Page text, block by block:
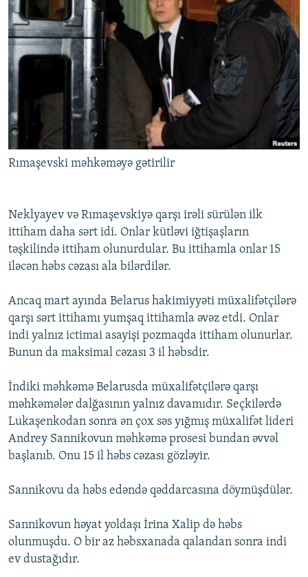
Rımaşevski məhkəməyə gətirilir
Neklyayev və Rımaşevskiyə qarşı irəli sürülən ilk
ittiham daha sərt idi. Onlar kütləvi iğtişaşların
təşkilində ittiham olunurdular. Bu ittihamla onlar 15
iləcən həbs cəzası ala bilərdilər.
Ancaq mart ayında Belarus hakimiyyəti müxalifətçilərə
qarşı sərt ittihamı yumşaq ittihamla əvəz etdi. Onlar
indi yalnız ictimai asayişi pozmaqda ittiham olunurlar.
Bunun da maksimal cəzası 3 il həbsdir.
İndiki məhkəmə Belarusda müxalifətçilərə qarşı
məhkəmələr dalğasının yalnız davamıdır. Seçkilərdə
Lukaşenkodan sonra ən çox səs yığmış müxalifət lideri
Andrey Sannikovun məhkəmə prosesi bundan əvvəl
başlanıb. Onu 15 il həbs cəzası gözləyir.
Sannikovu da həbs edəndə qəddarcasına döymüşdülər.
Sannikovun həyat yoldaşı İrina Xalip də həbs
olunmuşdu. O bir az həbsxanada qalandan sonra indi
ev dustağıdır.